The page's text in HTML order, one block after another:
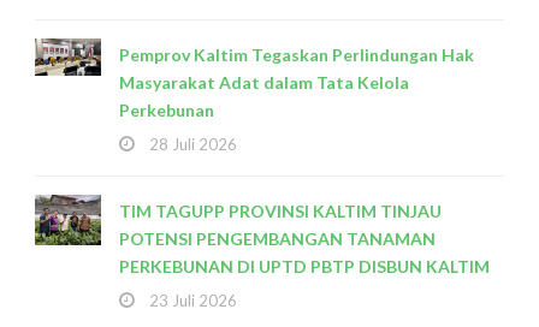
Pemprov Kaltim Tegaskan Perlindungan Hak
Masyarakat Adat dalam Tata Kelola
Perkebunan
28 Juli 2026
TIM TAGUPP PROVINSI KALTIM TINJAU
POTENSI PENGEMBANGAN TANAMAN
PERKEBUNAN DI UPTD PBTP DISBUN KALTIM
23 Juli 2026